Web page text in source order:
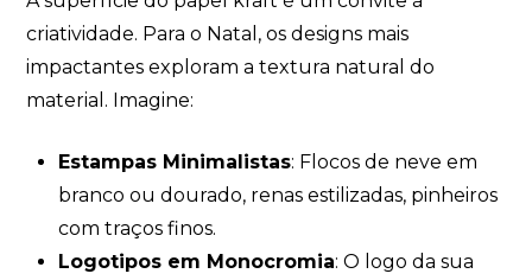
criatividade. Para o Natal, os designs mais
impactantes exploram a textura natural do
material. Imagine:
Estampas Minimalistas: Flocos de neve em
branco ou dourado, renas estilizadas, pinheiros
com traços finos.
Logotipos em Monocromia: O logo da sua